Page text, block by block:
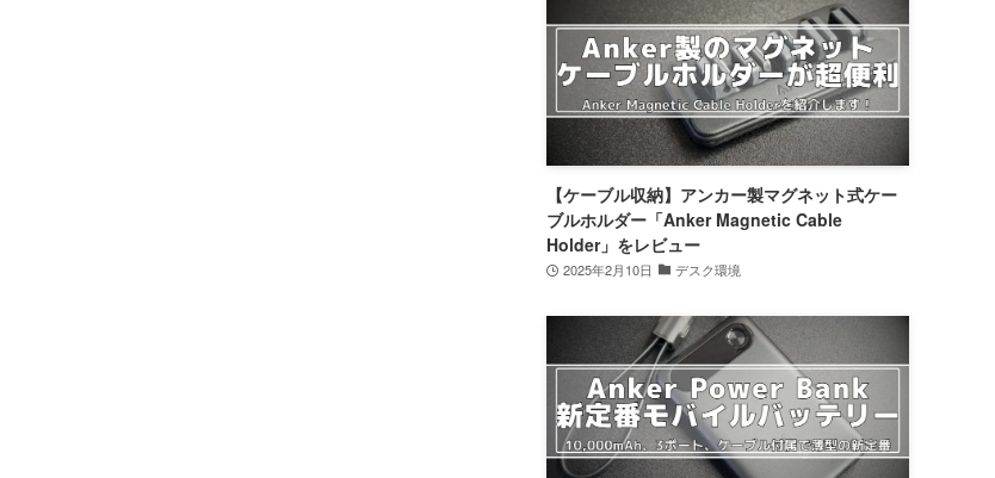
【ケーブル収納】アンカー製マグネット式ケー
ブルホルダー「Anker Magnetic Cable
Holder」をレビュー
2025年2月10日 デスク環境